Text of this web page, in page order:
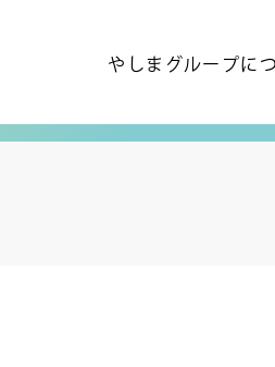
やしまグループに